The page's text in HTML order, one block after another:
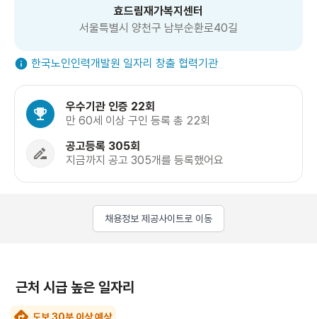
효드림재가복지센터
서울특별시 양천구 남부순환로40길
한국노인인력개발원 일자리 창출 협력기관
우수기관 인증 22회
만 60세 이상 구인 등록 총 22회
공고등록 305회
지금까지 공고 305개를 등록했어요
채용정보 제공사이트로 이동
근처 시급 높은 일자리